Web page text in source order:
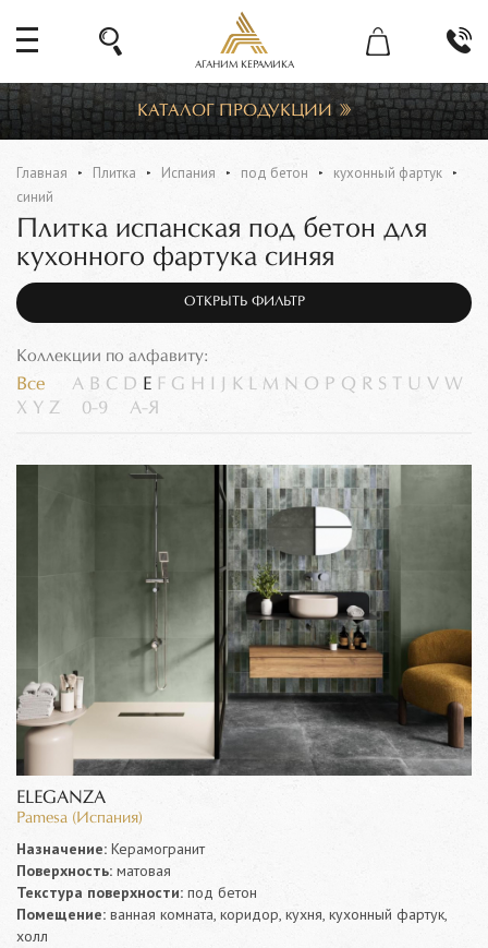
АГАНИМ КЕРАМИКА
КАТАЛОГ ПРОДУКЦИИ
Главная Плитка Испания под бетон
кухонный фартук
синий
Плитка испанская под бетон для
кухонного фартука синяя
ОТКРЫТЬ ФИЛЬТР
Коллекции по алфавиту:
Все A B C D E F G H K L M N O P Q R S U V W
X Y Z 0-9 А-Я
ELEGANZA
Pamesa (Испания)
Назначение: Керамогранит
Поверхность: матовая
Текстура поверхности: под бетон
Помещение: ванная комната, коридор, кухня, кухонный фартук,
холл